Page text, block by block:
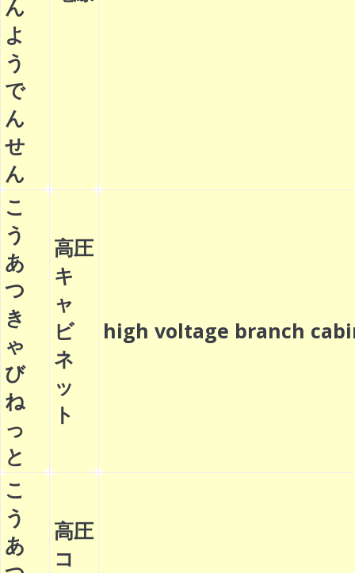
ん
よ
う
で
ん
せ
ん
こ
う
あ
つ
き
ゃ
び
ね
っ
と
高圧
キ
ャ
ビ
ネ
ッ
ト
high voltage branch
こ
う
あ
高圧
コ